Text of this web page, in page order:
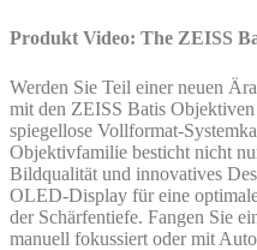
Produkt Video: The ZEISS
Werden Sie Teil einer neuen
mit den ZEISS Batis
spiegellose Vollformat-
Objektivfamilie besticht nicht
Bildqualität und innovatives
OLED-Display für eine
der Schärfentiefe. Fangen Sie
manuell fokussiert oder mit